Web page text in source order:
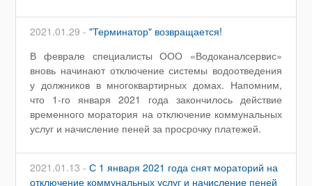
2021.01.29 -"Терминатор" возвращается!
В феврале специалисты ООО «Водоканалсервис»
вновь начинают отключение системы водоотведения
у должников в многоквартирных домах. Напомним,
что 1-го января 2021 года закончилось действие
временного моратория на отключение коммунальных
услуг и начисление пеней за просрочку платежей.
2021.01.13 -С 1 января 2021 года снят мораторий на
отключение коммунальных услуг и начисление пеней